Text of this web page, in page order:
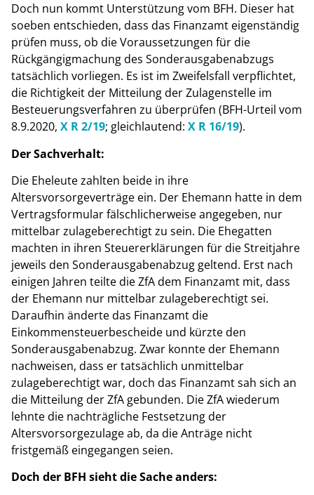
Doch nun kommt Unterstützung vom BFH. Dieser hat
soeben entschieden, dass das Finanzamt eigenständig
prüfen muss, ob die Voraussetzungen für die
Rückgängigmachung des Sonderausgabenabzugs
tatsächlich vorliegen. Es ist im Zweifelsfall verpflichtet,
die Richtigkeit der Mitteilung der Zulagenstelle im
Besteuerungsverfahren zu überprüfen (BFH-Urteil vom
8.9.2020, X R 2/19; gleichlautend: X R 16/19).
Der Sachverhalt:
Die Eheleute zahlten beide in ihre
Altersvorsorgeverträge ein. Der Ehemann hatte in dem
Vertragsformular fälschlicherweise angegeben, nur
mittelbar zulageberechtigt zu sein. Die Ehegatten
machten in ihren Steuererklärungen für die Streitjahre
jeweils den Sonderausgabenabzug geltend. Erst nach
einigen Jahren teilte die ZfA dem Finanzamt mit, dass
der Ehemann nur mittelbar zulageberechtigt sei.
Daraufhin änderte das Finanzamt die
Einkommensteuerbescheide und kürzte den
Sonderausgabenabzug. Zwar konnte der Ehemann
nachweisen, dass er tatsächlich unmittelbar
zulageberechtigt war, doch das Finanzamt sah sich an
die Mitteilung der ZfA gebunden. Die ZfA wiederum
lehnte die nachträgliche Festsetzung der
Altersvorsorgezulage ab, da die Anträge nicht
fristgemäß eingegangen seien.
Doch der BFH sieht die Sache anders: